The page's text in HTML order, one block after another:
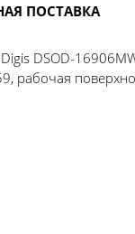
ПОСТАВКА
DSOD-
рабочая